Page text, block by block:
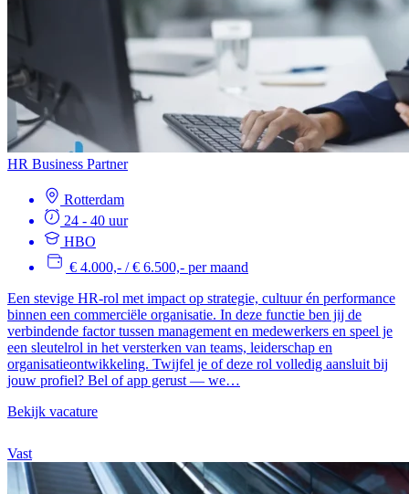
HR Business Partner
Rotterdam
24 - 40 uur
HBO
€ 4.000,- / € 6.500,- per maand
Een stevige HR-rol met impact op strategie, cultuur én performance
binnen een commerciële organisatie. In deze functie ben jij de
verbindende factor tussen management en medewerkers en speel je
een sleutelrol in het versterken van teams, leiderschap en
organisatieontwikkeling. Twijfel je of deze rol volledig aansluit bij
jouw profiel? Bel of app gerust — we…
Bekijk vacature
Vast